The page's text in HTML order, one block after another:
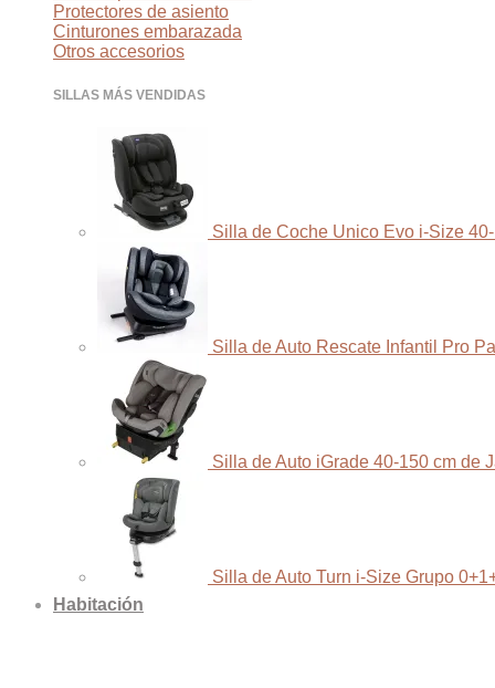
Protectores de asiento
Cinturones embarazada
Otros accesorios
SILLAS MÁS VENDIDAS
Silla de Coche Unico Evo i-Size
Silla de Auto Rescate Infantil Pro
Silla de Auto iGrade 40-150 cm de
Silla de Auto Turn i-Size Grupo
Habitación